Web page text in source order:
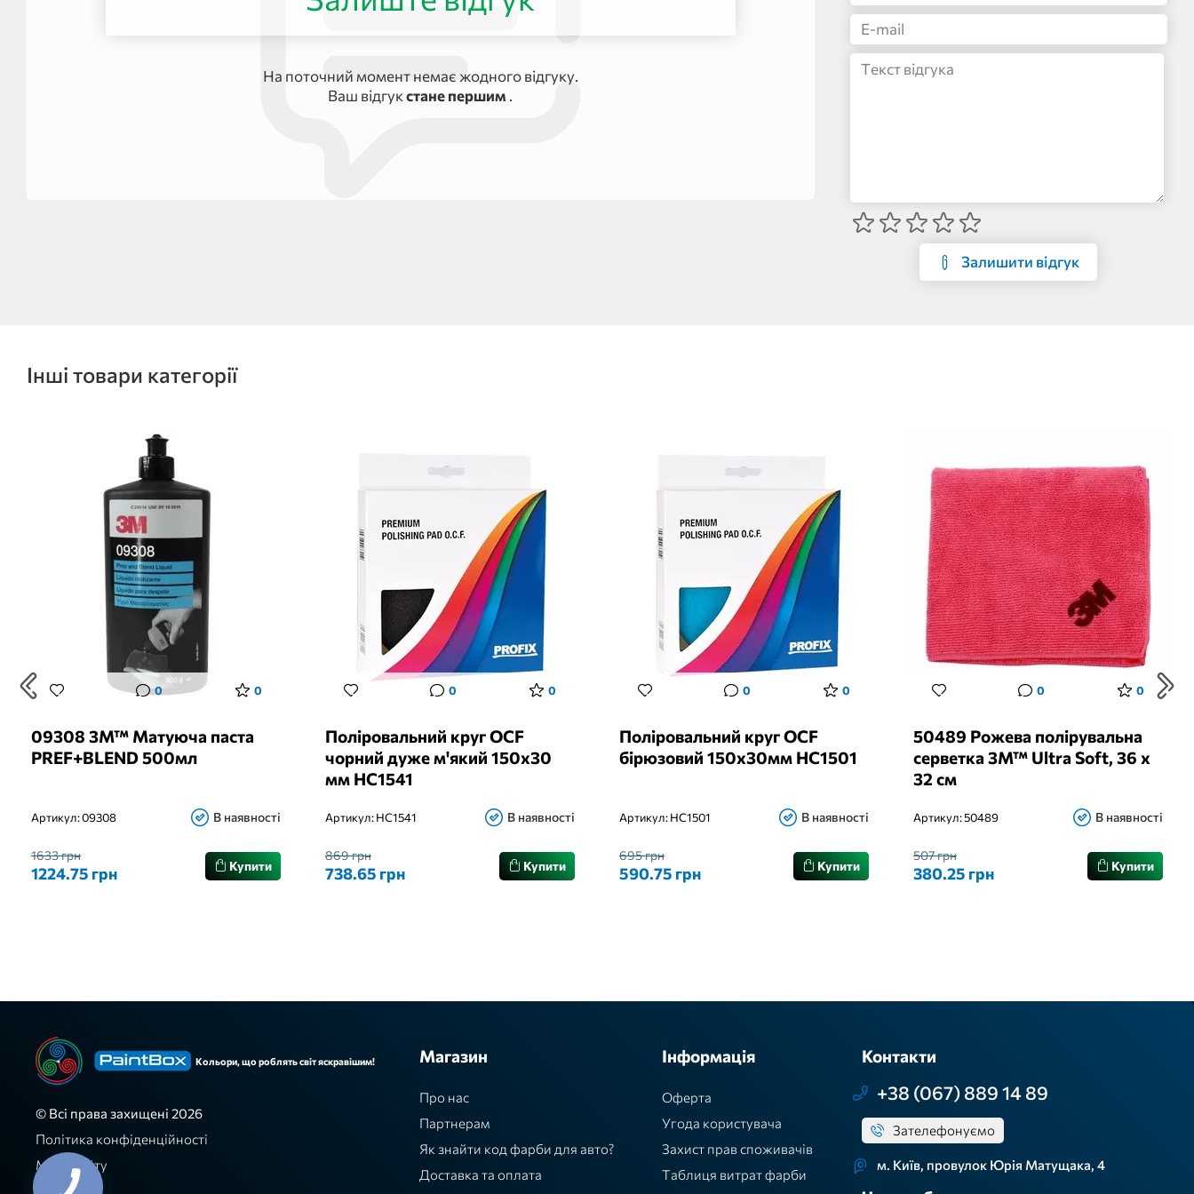
На поточний момент немає жодного відгуку.
Ваш відгукстане першим .
Залишити відгук
Інші товари категорії
0 0
09308 3M™ Матуюча паста
PREF+BLEND 500мл
Артикул:09308 В наявності
1633 грн
1224.75 грн Купити
0 0
Поліровальний круг OCF
чорний дуже м'який 150х30
мм HC1541
Артикул:HC1541 В наявності
869 грн
738.65 грн Купити
0 0
Поліровальний круг OCF
бірюзовий 150х30мм HC1501
Артикул:HC1501 В наявності
695 грн
590.75 грн Купити
0 0
50489 Рожева полірувальна
серветка 3M™ Ultra Soft, 36 х
32 см
Артикул:50489 В наявності
507 грн
380.25 грн Купити
Кольори, що роблять світ яскравішим!
© Всі права захищені 2026
Політика конфіденційності
Мапа сайту
Магазин
Про нас
Партнерам
Як знайти код фарби для авто?
Доставка та оплата
Інформація
Оферта
Угода користувача
Захист прав споживачів
Таблиця витрат фарби
Контакти
+38 (067) 889 14 89
Зателефонуємо
м. Київ, провулок Юрія Матущака, 4